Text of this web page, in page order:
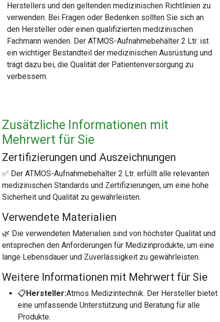
Herstellers und den geltenden medizinischen Richtlinien zu
verwenden. Bei Fragen oder Bedenken sollten Sie sich an
den Hersteller oder einen qualifizierten medizinischen
Fachmann wenden. Der ATMOS-Aufnahmebehälter 2 Ltr. ist
ein wichtiger Bestandteil der medizinischen Ausrüstung und
trägt dazu bei, die Qualität der Patientenversorgung zu
verbessern.
Zusätzliche Informationen mit
Mehrwert für Sie
Zertifizierungen und Auszeichnungen
✅ Der ATMOS-Aufnahmebehälter 2 Ltr. erfüllt alle relevanten
medizinischen Standards und Zertifizierungen, um eine hohe
Sicherheit und Qualität zu gewährleisten.
Verwendete Materialien
🌿 Die verwendeten Materialien sind von höchster Qualität und
entsprechen den Anforderungen für Medizinprodukte, um eine
lange Lebensdauer und Zuverlässigkeit zu gewährleisten.
Weitere Informationen mit Mehrwert für Sie
📋Hersteller:Atmos Medizintechnik. Der Hersteller bietet
eine umfassende Unterstützung und Beratung für alle
Produkte.